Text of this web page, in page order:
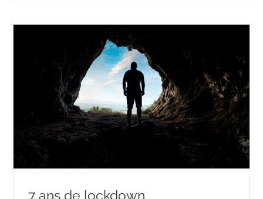
7 ans de lockdown